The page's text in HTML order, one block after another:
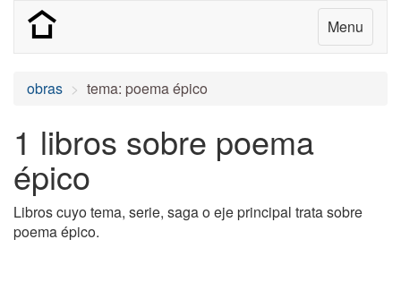
Menu
obras tema: poema épico
1 libros sobre poema
épico
Libros cuyo tema, serie, saga o eje principal trata sobre
poema épico.